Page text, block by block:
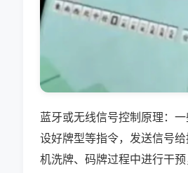
蓝牙或无线信号控制原理：
设好牌型等指令，发送信号
机洗牌、码牌过程中进行干预